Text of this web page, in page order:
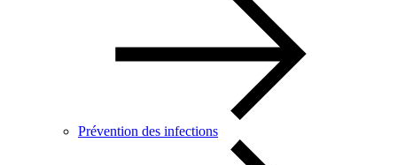
Prévention des infections